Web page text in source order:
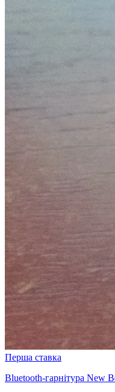
Перша ставка
Bluetooth-гарнітура New